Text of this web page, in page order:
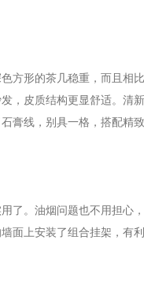
方形的茶几稳重，而且相
，皮质结构更显舒适。清
膏线，别具一格，搭配精
了。油烟问题也不用担心
面上安装了组合挂架，有